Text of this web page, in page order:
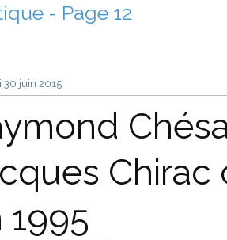
- Page 12
30 juin 2015
1995